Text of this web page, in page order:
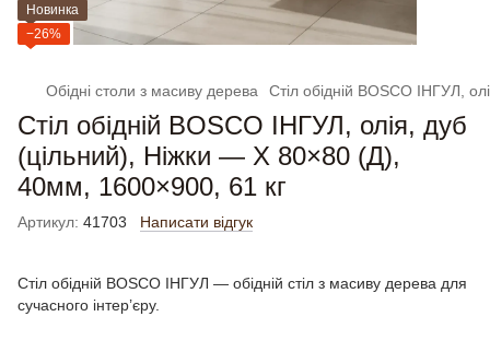
Новинка
−26%
Обідні столи з масиву дерева Стіл обідній BOSCO ІНГУЛ,
Стіл обідній BOSCO ІНГУЛ, олія, дуб
(цільний), Ніжки — X 80×80 (Д),
40мм, 1600×900, 61 кг
Артикул: 41703 Написати відгук
Стіл обідній BOSCO ІНГУЛ — обідній стіл з масиву дерева для
сучасного інтер’єру.